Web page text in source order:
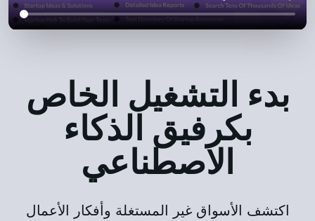
بدء التشغيل الخاص
بكرفيق الذكاء
الاصطناعي
اكتشف الأسواق غير المستغلة وأفكار الأعمال